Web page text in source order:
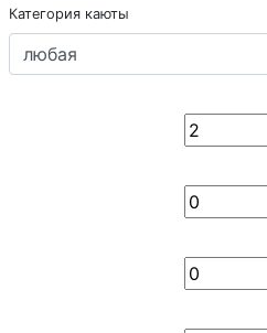
Категория каюты